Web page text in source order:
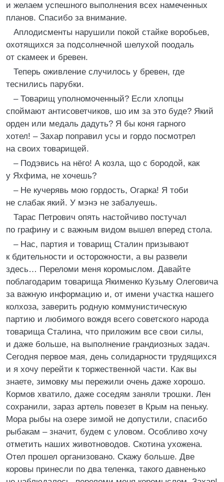
и желаем успешного выполнения всех намеченных
планов. Спасибо за внимание.
Аплодисменты нарушили покой стайке воробьев,
охотящихся за подсолнечной шелухой поодаль
от скамеек и бревен.
Теперь оживление случилось у бревен, где
теснились парубки.
– Товарищ уполномоченный? Если хлопцы
споймают антисоветчиков, шо им за это буде? Який
орден или медаль дадуть? Я бы коня гарного
хотел! – Захар поправил усы и гордо посмотрел
на своих товарищей.
– Подэвись на нёго! А козла, що с бородой, как
у Яхфима, не хочешь?
– Не кучерявь мою гордость, Огарка! Я тоби
не слабак який. У мэнэ не забалуешь.
Тарас Петрович опять настойчиво постучал
по графину и с важным видом вышел вперед стола.
– Нас, партия и товарищ Сталин призывают
к бдительности и осторожности, а вы развели
здесь… Переломи меня коромыслом. Давайте
поблагодарим товарища Якименко Кузьму Олеговича
за важную информацию и, от имени участка нашего
колхоза, заверить родную коммунистическую
партию и любимого вождя всего советского народа
товарища Сталина, что приложим все свои силы,
и даже больше, на выполнение грандиозных задач.
Сегодня первое мая, день солидарности трудящихся
и я хочу перейти к торжественной части. Как вы
знаете, зимовку мы пережили очень даже хорошо.
Кормов хватило, даже соседям заняли трошки. Лен
сохранили, зараз артель повезет в Крым на пеньку.
Мора рыбы на озере зимой не допустили, спасибо
рыбакам – значит, будем с уловом. Особливо хочу
отметить наших животноводов. Скотина ухожена.
Отел прошел организовано. Скажу больше. Две
коровы принесли по два теленка, такого давненько